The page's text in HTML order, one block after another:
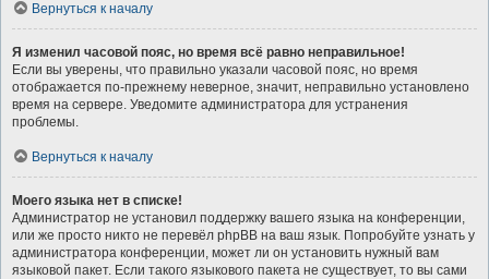
Вернуться к началу
Я изменил часовой пояс, но время всё равно неправильное!
Если вы уверены, что правильно указали часовой пояс, но время
отображается по-прежнему неверное, значит, неправильно установлено
время на сервере. Уведомите администратора для устранения
проблемы.
Вернуться к началу
Моего языка нет в списке!
Администратор не установил поддержку вашего языка на конференции,
или же просто никто не перевёл phpBB на ваш язык. Попробуйте узнать у
администратора конференции, может ли он установить нужный вам
языковой пакет. Если такого языкового пакета не существует, то вы сами